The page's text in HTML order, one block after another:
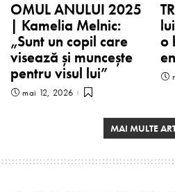
OMUL ANULUI 2025
| Kamelia Melnic:
„Sunt un copil care
visează și muncește
pentru visul lui”
mai 12, 2026
o
MAI MULTE